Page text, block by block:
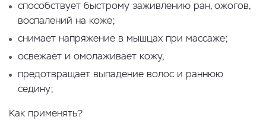
способствует быстрому заживлению ран, ожогов,
воспалений на коже;
снимает напряжение в мышцах при массаже;
освежает и омолаживает кожу,
предотвращает выпадение волос и раннюю
седину;
Как применять?